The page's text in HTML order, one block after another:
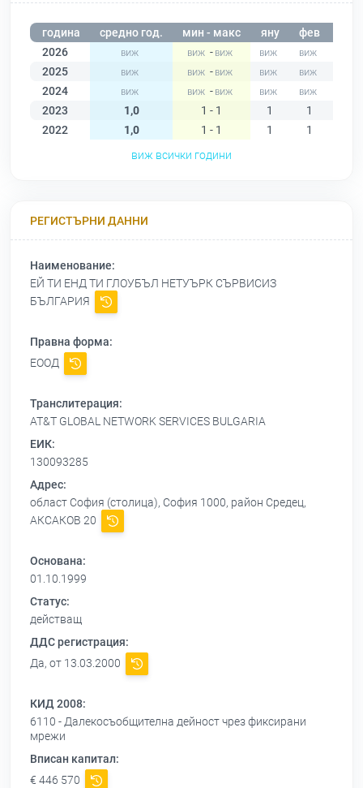
година средно год. мин - макс яну фев
2026
-
2025
-
2024
-
2023
1,0 1 - 1 1 1
2022
1,0 1 - 1 1 1
виж всички години
РЕГИСТЪРНИ ДАННИ
Наименование:
ЕЙ ТИ ЕНД ТИ ГЛОУБЪЛ НЕТУЪРК СЪРВИСИЗ
БЪЛГАРИЯ
Правна форма:
ЕООД
Транслитерация:
AT&T GLOBAL NETWORK SERVICES BULGARIA
ЕИК:
130093285
Адрес:
област София (столица), София 1000, район Средец,
АКСАКОВ 20
Основана:
01.10.1999
Статус:
действащ
ДДС регистрация:
Да, от 13.03.2000
КИД 2008:
6110 - Далекосъобщителна дейност чрез фиксирани
мрежи
Вписан капитал:
€ 446 570